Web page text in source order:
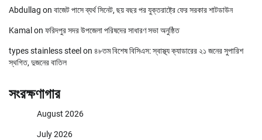
Abdullag on বাজেট পাসে ব্যর্থ সিনেট, ছয় বছর পর যুক্তরাষ্ট্রে ফের সরকার শাটডাউন
Kamal on ফরিদপুর সদর উপজেলা পরিষদের সাধারণ সভা অনুষ্ঠিত
types stainless steel on ৪৮তম বিশেষ বিসিএস: স্বাস্থ্য ক্যাডারের ২১ জনের সুপারিশ
স্থগিত, দুজনের বাতিল
সংরক্ষণাগার
August 2026
July 2026